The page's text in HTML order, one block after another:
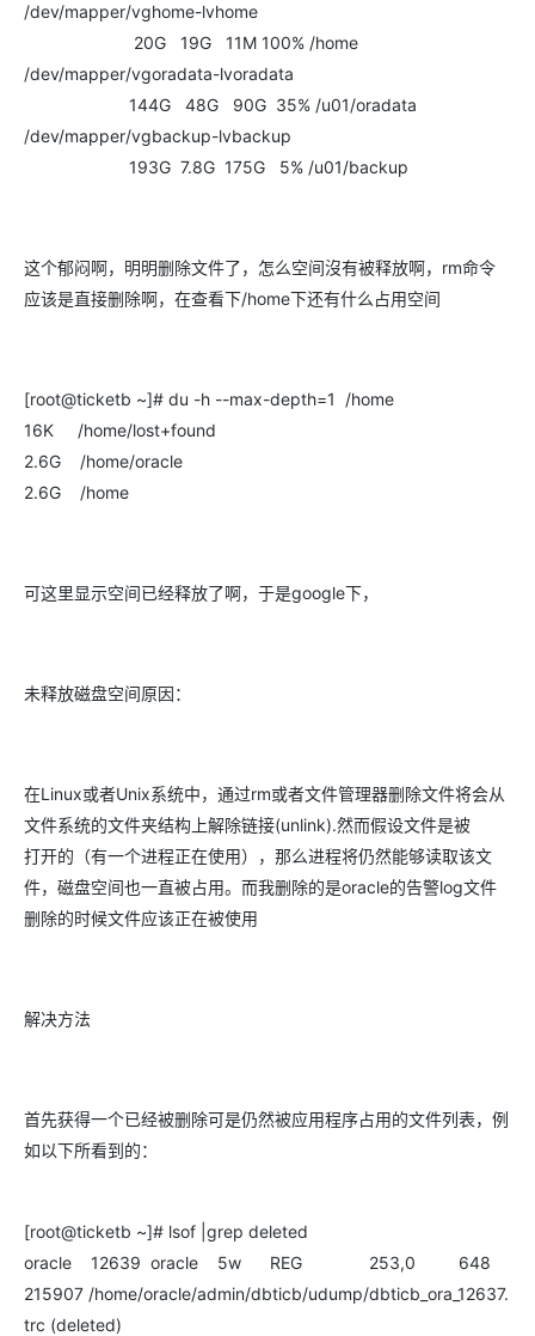
/dev/mapper/vghome-lvhome
20G 19G 11M 100% /home
/dev/mapper/vgoradata-lvoradata
144G 48G 90G 35% /u01/oradata
/dev/mapper/vgbackup-lvbackup
193G 7.8G 175G 5% /u01/backup
这个郁闷啊，明明删除文件了，怎么空间沒有被释放啊，rm命令
应该是直接删除啊，在查看下/home下还有什么占用空间
[root@ticketb ~]# du -h --max-depth=1 /home
16K /home/lost+found
2.6G /home/oracle
2.6G /home
可这里显示空间已经释放了啊，于是google下，
未释放磁盘空间原因：
在Linux或者Unix系统中，通过rm或者文件管理器删除文件将会从
文件系统的文件夹结构上解除链接(unlink).然而假设文件是被
打开的（有一个进程正在使用），那么进程将仍然能够读取该文
件，磁盘空间也一直被占用。而我删除的是oracle的告警log文件
删除的时候文件应该正在被使用
解决方法
首先获得一个已经被删除可是仍然被应用程序占用的文件列表，例
如以下所看到的：
[root@ticketb ~]# lsof |grep deleted
oracle 12639 oracle 5w REG 253,0 648
215907 /home/oracle/admin/dbticb/udump/dbticb_ora_12637.
trc (deleted)